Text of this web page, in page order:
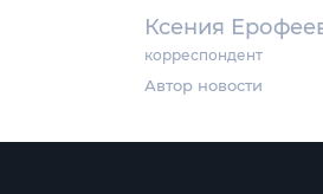
Ксения
корреспондент
Автор новости